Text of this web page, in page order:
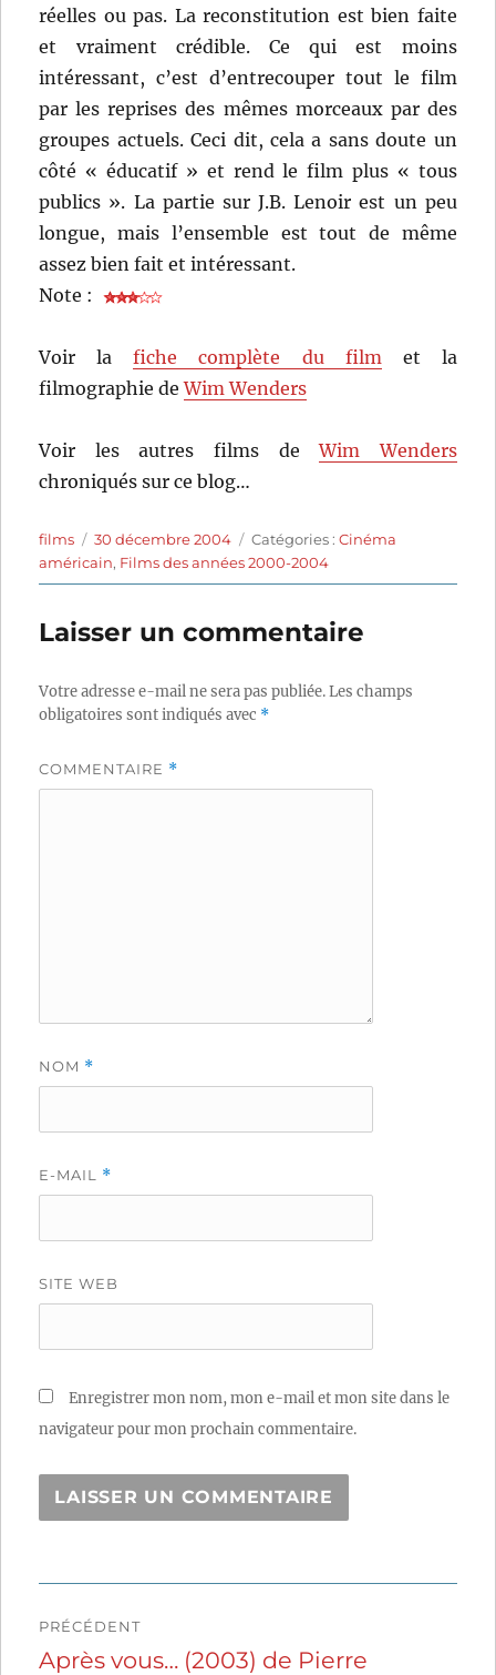
réelles ou pas. La reconstitution est bien faite
et vraiment crédible. Ce qui est moins
intéressant, c’est d’entrecouper tout le film
par les reprises des mêmes morceaux par des
groupes actuels. Ceci dit, cela a sans doute un
côté « éducatif » et rend le film plus « tous
publics ». La partie sur J.B. Lenoir est un peu
longue, mais l’ensemble est tout de même
assez bien fait et intéressant.
Note :
Voir lafiche complète du filmet la
filmographie deWim Wenders
Voir les autres films deWim Wenders
chroniqués sur ce blog…
Auteur
films
Publié
le
30 décembre 2004 Catégories
Catégories :Cinéma
américain, Films des années 2000-2004
Laisser un commentaire
Votre adresse e-mail ne sera pas publiée.Les champs
obligatoires sont indiqués avec *
COMMENTAIRE *
NOM *
E-MAIL *
SITE WEB
Enregistrer mon nom, mon e-mail et mon site dans le
navigateur pour mon prochain commentaire.
de
PRÉCÉDENT
Publication
Après vous… (2003) de Pierre